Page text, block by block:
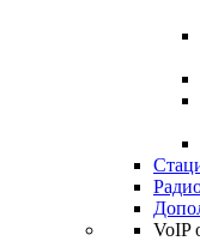
VoIP